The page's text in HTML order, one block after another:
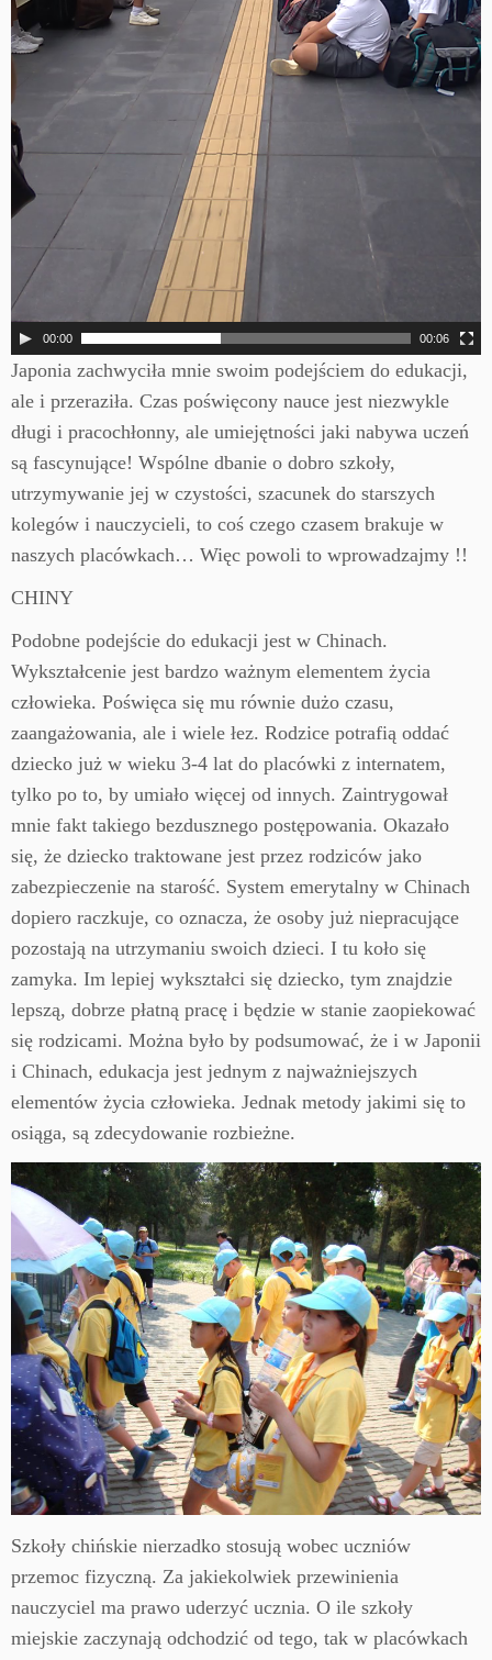
00:00 00:06
Japonia zachwyciła mnie swoim podejściem do edukacji,
ale i przeraziła. Czas poświęcony nauce jest niezwykle
długi i pracochłonny, ale umiejętności jaki nabywa uczeń
są fascynujące! Wspólne dbanie o dobro szkoły,
utrzymywanie jej w czystości, szacunek do starszych
kolegów i nauczycieli, to coś czego czasem brakuje w
naszych placówkach… Więc powoli to wprowadzajmy !!
CHINY
Podobne podejście do edukacji jest w Chinach.
Wykształcenie jest bardzo ważnym elementem życia
człowieka. Poświęca się mu równie dużo czasu,
zaangażowania, ale i wiele łez. Rodzice potrafią oddać
dziecko już w wieku 3-4 lat do placówki z internatem,
tylko po to, by umiało więcej od innych. Zaintrygował
mnie fakt takiego bezdusznego postępowania. Okazało
się, że dziecko traktowane jest przez rodziców jako
zabezpieczenie na starość. System emerytalny w Chinach
dopiero raczkuje, co oznacza, że osoby już niepracujące
pozostają na utrzymaniu swoich dzieci. I tu koło się
zamyka. Im lepiej wykształci się dziecko, tym znajdzie
lepszą, dobrze płatną pracę i będzie w stanie zaopiekować
się rodzicami. Można było by podsumować, że i w Japonii
i Chinach, edukacja jest jednym z najważniejszych
elementów życia człowieka. Jednak metody jakimi się to
osiąga, są zdecydowanie rozbieżne.
Szkoły chińskie nierzadko stosują wobec uczniów
przemoc fizyczną. Za jakiekolwiek przewinienia
nauczyciel ma prawo uderzyć ucznia. O ile szkoły
miejskie zaczynają odchodzić od tego, tak w placówkach